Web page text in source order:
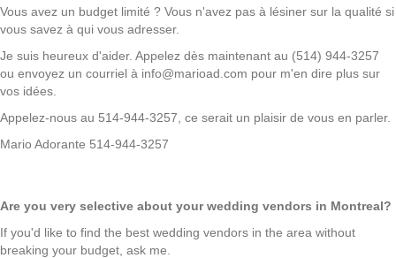
Vous avez un budget limité ? Vous n'avez pas à lésiner sur la qualité si
vous savez à qui vous adresser.
Je suis heureux d'aider. Appelez dès maintenant au (514) 944-3257
ou envoyez un courriel à info@marioad.com pour m'en dire plus sur
vos idées.
Appelez-nous au 514-944-3257, ce serait un plaisir de vous en parler.
Mario Adorante 514-944-3257
Are you very selective about your wedding vendors in Montreal?
If you'd like to find the best wedding vendors in the area without
breaking your budget, ask me.